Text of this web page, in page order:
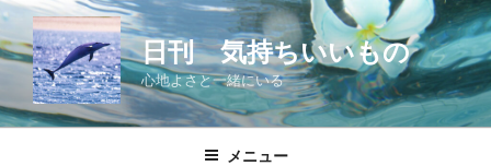
コ
ン
テ
ツ
日刊 気持ちいいもの
心地よさと一緒にいる
メニュー